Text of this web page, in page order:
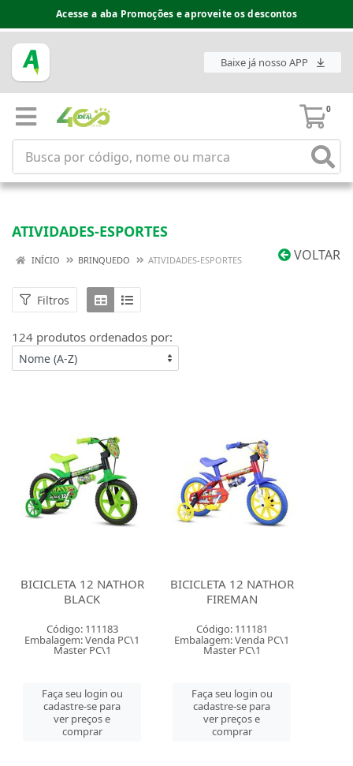
Espaço do Fornecedor disponível no acesso superior
Baixe já nosso APP
0
ATIVIDADES-ESPORTES
VOLTAR
INÍCIO BRINQUEDO ATIVIDADES-ESPORTES
Filtros
124 produtos ordenados por:
BICICLETA 12 NATHOR
BLACK
Código: 111183
Embalagem: Venda PC\1
Master PC\1
Faça seu login ou
cadastre-se para
ver preços e
comprar
BICICLETA 12 NATHOR
FIREMAN
Código: 111181
Embalagem: Venda PC\1
Master PC\1
Faça seu login ou
cadastre-se para
ver preços e
comprar